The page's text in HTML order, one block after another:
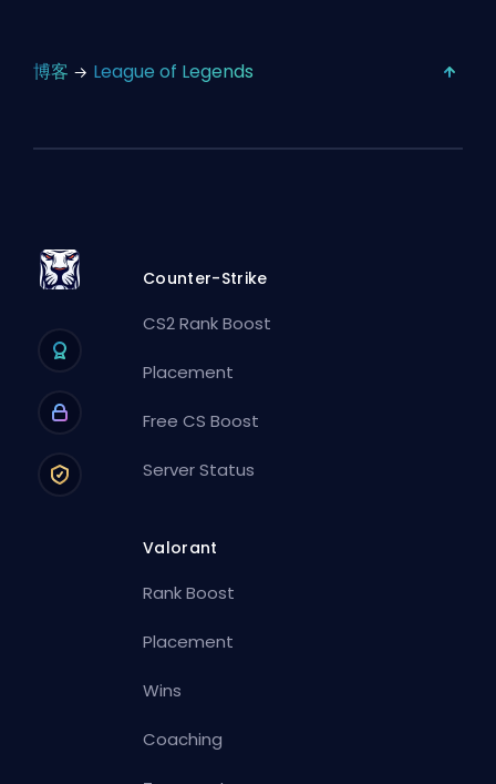
博客 League of Legends
Counter-Strike
CS2 Rank Boost
Placement
Free CS Boost
Server Status
Valorant
Rank Boost
Placement
Wins
Coaching